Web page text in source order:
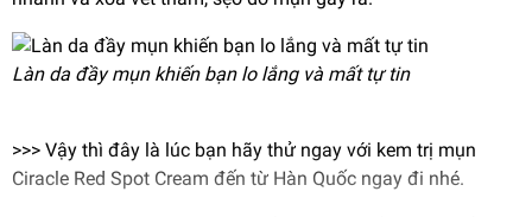
Làn da đầy mụn khiến bạn lo lắng và mất tự tin
>>> Vậy thì đây là lúc bạn hãy thử ngay với kem trị mụn
Ciracle Red Spot Cream đến từ Hàn Quốc ngay đi nhé.